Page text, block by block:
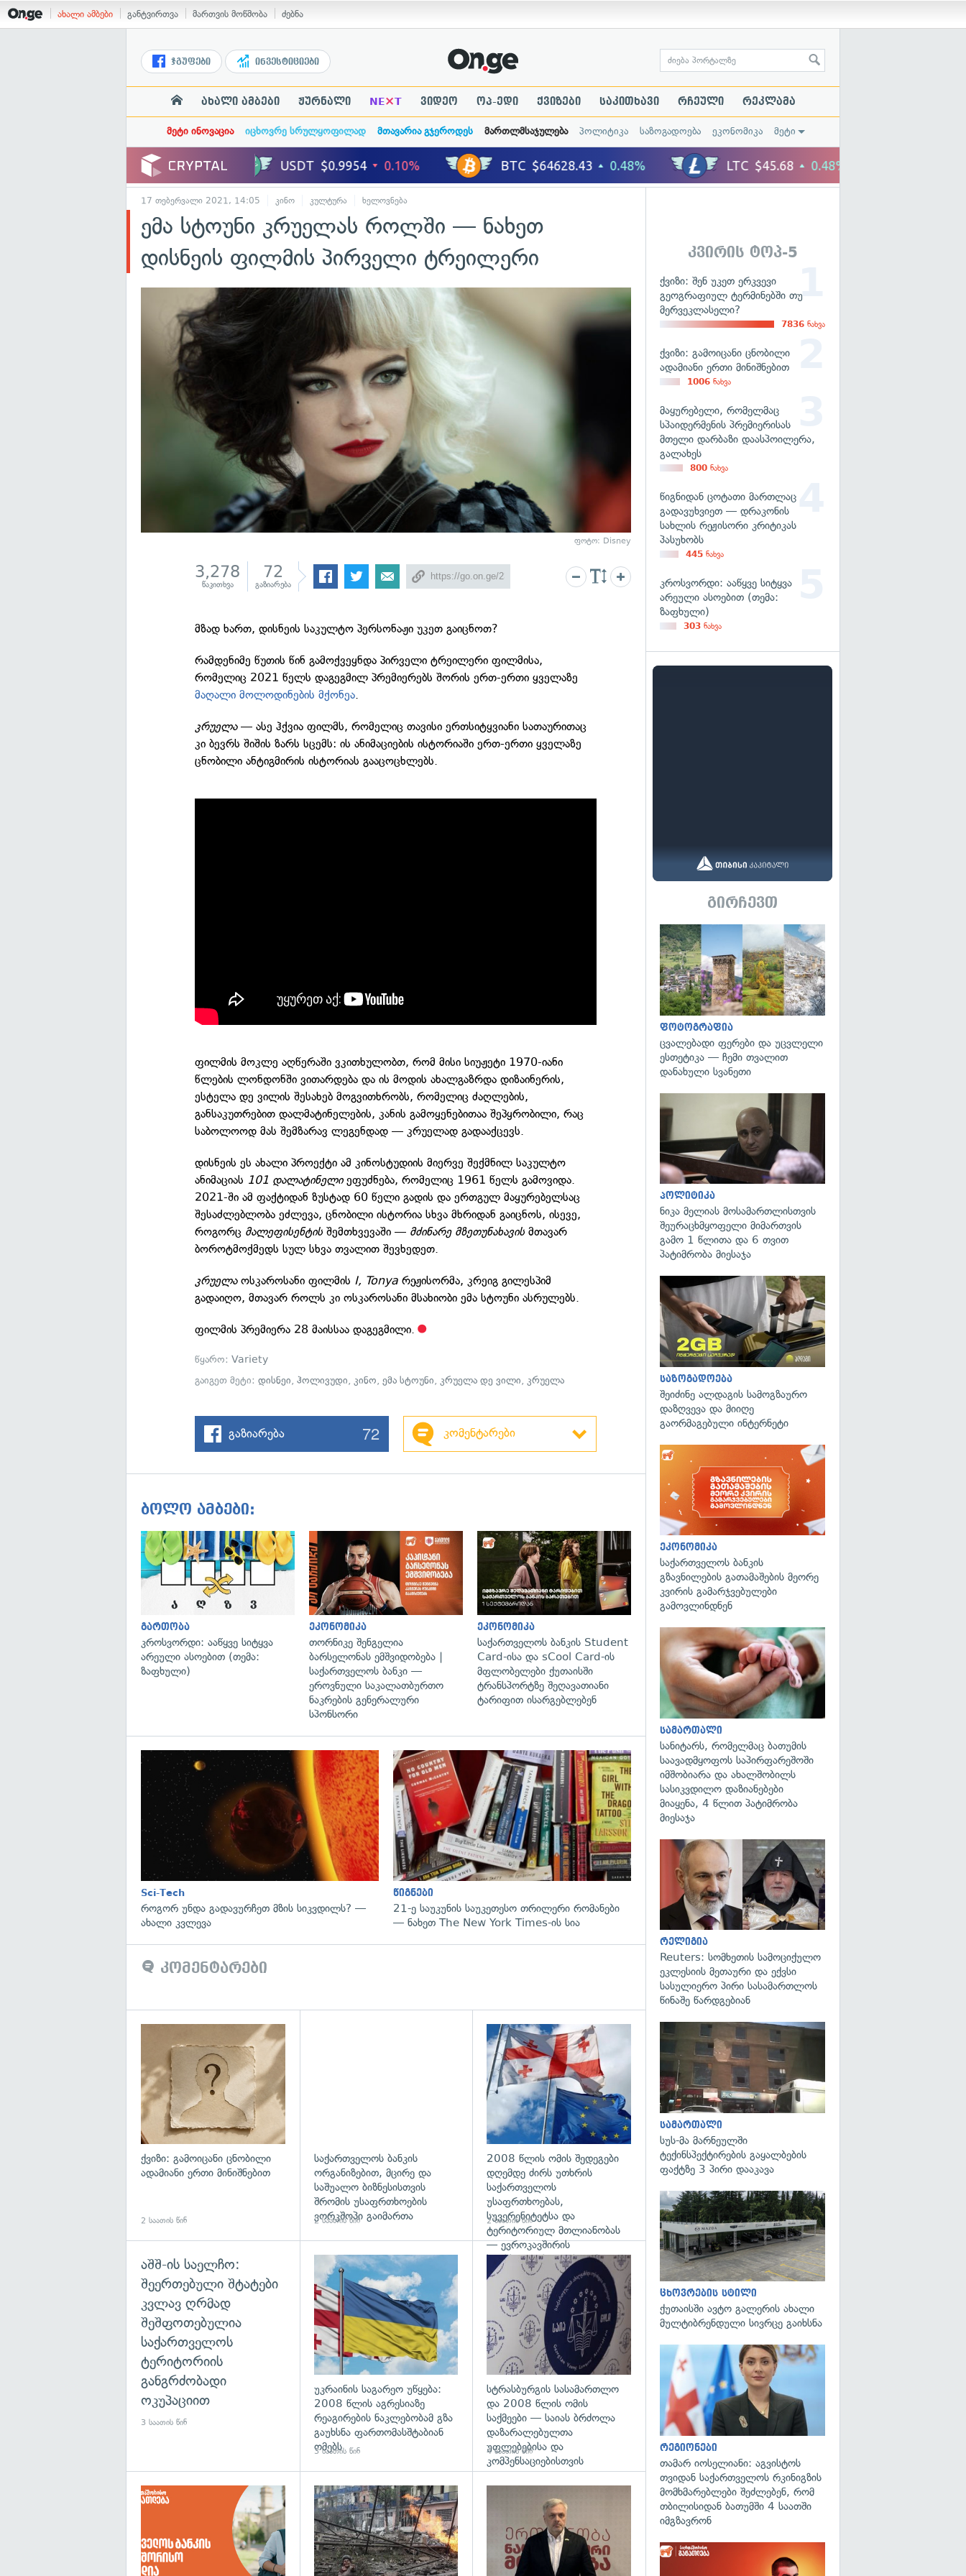
ახალი ამბები განტვირთვა მართვის მოწმობა ძებნა
ჯგუფები ინვესტიციები
ახალი ამბები ჟურნალი NE×T ვიდეო ოპ-ედი ქვიზები საკითხავი რჩეული რეკლამა
მეტი ინოვაცია იცხოვრე სრულყოფილად მთავარია გჯეროდეს მართლმსაჯულება პოლიტიკა საზოგადოება ეკონომიკა მეტი
17 თებერვალი 2021, 14:05 კინო კულტურა ხელოვნება
ემა სტოუნი კრუელას როლში — ნახეთ
დისნეის ფილმის პირველი ტრეილერი
ფოტო: Disney
3,278
წაკითხვა
72
გაზიარება
მზად ხართ, დისნეის საკულტო პერსონაჟი უკეთ გაიცნოთ?
რამდენიმე წუთის წინ გამოქვეყნდა პირველი ტრეილერი ფილმისა,
რომელიც 2021 წელს დაგეგმილ პრემიერებს შორის ერთ-ერთი ყველაზე
მაღალი მოლოდინების მქონეა.
კრუელა— ასე ჰქვია ფილმს, რომელიც თავისი ერთსიტყვიანი სათაურითაც
კი ბევრს შიშის ზარს სცემს: ის ანიმაციების ისტორიაში ერთ-ერთი ყველაზე
ცნობილი ანტიგმირის ისტორიას გააცოცხლებს.
ფილმის მოკლე აღწერაში ვკითხულობთ, რომ მისი სიუჟეტი 1970-იანი
წლების ლონდონში ვითარდება და ის მოდის ახალგაზრდა დიზაინერის,
ესტელა დე ვილის შესახებ მოგვითხრობს, რომელიც ძაღლების,
განსაკუთრებით დალმატინელების, კანის გამოყენებითაა შეპყრობილი, რაც
საბოლოოდ მას შემზარავ ლეგენდად — კრუელად გადააქცევს.
დისნეის ეს ახალი პროექტი ამ კინოსტუდიის მიერვე შექმნილ საკულტო
ანიმაციას 101 დალატინელიეფუძნება, რომელიც 1961 წელს გამოვიდა.
2021-ში ამ ფაქტიდან ზუსტად 60 წელი გადის და ერთგულ მაყურებელსაც
შესაძლებლობა ეძლევა, ცნობილი ისტორია სხვა მხრიდან გაიცნოს, ისევე,
როგორც მალეფისენტისშემთხვევაში — მძინარე მზეთუნახავისმთავარ
ბოროტმოქმედს სულ სხვა თვალით შევხედეთ.
კრუელაოსკაროსანი ფილმის I, Tonya რეჟისორმა, კრეიგ გილესპიმ
გადაიღო, მთავარ როლს კი ოსკაროსანი მსახიობი ემა სტოუნი ასრულებს.
ფილმის პრემიერა 28 მაისსაა დაგეგმილი.
წყარო:Variety
გაიგეთ მეტი:დისნეი,ჰოლივუდი,კინო,ემა სტოუნი,კრუელა დე ვილი,კრუელა
გაზიარება 72 კომენტარები
ბოლო ამბები:
გადახედვა
გართობა
კროსვორდი: ააწყვე სიტყვა
არეული ასოებით (თემა:
ზაფხული)
ეკონომიკა
თორნიკე შენგელია
ბარსელონას ემშვიდობება |
საქართველოს ბანკი —
ეროვნული საკალათბურთო
ნაკრების გენერალური
სპონსორი
ეკონომიკა
საქართველოს ბანკის Student
Card-ისა და sCool Card-ის
მფლობელები ქუთაისში
ტრანსპორტზე შეღავათიანი
ტარიფით ისარგებლებენ
გადახედვა
Sci-Tech
როგორ უნდა გადავურჩეთ მზის სიკვდილს? —
ახალი კვლევა
გადახედვა
წიგნები
21-ე საუკუნის საუკეთესო თრილერი რომანები
— ნახეთ The New York Times-ის სია
კომენტარები
ქვიზი: გამოიცანი ცნობილი
ადამიანი ერთი მინიშნებით
2 საათის წინ
საქართველოს ბანკის
ორგანიზებით, მცირე და
საშუალო ბიზნესისთვის
შრომის უსაფრთხოების
ვორკშოპი გაიმართა
2 საათის წინ
გადახედვა
2008 წლის ომის შედეგები
დღემდე ძირს უთხრის
საქართველოს
უსაფრთხოებას,
სუვერენიტეტსა და
ტერიტორიულ მთლიანობას
— ევროკავშირის
პრესპიკერის განცხადება
2 საათის წინ
აშშ-ის საელჩო:
შეერთებული შტატები
კვლავ ღრმად
შეშფოთებულია
საქართველოს
ტერიტორიის
განგრძობადი
ოკუპაციით
3 საათის წინ
გადახედვა
უკრაინის საგარეო უწყება:
2008 წლის აგრესიაზე
რეაგირების ნაკლებობამ გზა
გაუხსნა ფართომასშტაბიან
ომებს
3 საათის წინ
გადახედვა
სტრასბურგის სასამართლო
და 2008 წლის ომის
საქმეები — საიას ბრძოლა
დაზარალებულთა
უფლებებისა და
კომპენსაციებისთვის
4 საათის წინ
გადახედვა
კვირის ტოპ-5
ქვიზი: შენ უკეთ ერკვევი
გეოგრაფიულ ტერმინებში თუ
მერვეკლასელი?
7836 ნახვა
ქვიზი: გამოიცანი ცნობილი
ადამიანი ერთი მინიშნებით
1006 ნახვა
მაყურებელი, რომელმაც
სპაიდერმენის პრემიერისას
მთელი დარბაზი დაასპოილერა,
გალახეს
800 ნახვა
წიგნიდან ცოტათი მართლაც
გადავუხვიეთ — დრაკონის
სახლის რეჟისორი კრიტიკას
პასუხობს
445 ნახვა
კროსვორდი: ააწყვე სიტყვა
არეული ასოებით (თემა:
ზაფხული)
303 ნახვა
გირჩევთ
ფოტოგრაფია
ცვალებადი ფერები და უცვლელი
ესთეტიკა — ჩემი თვალით
დანახული სვანეთი
პოლიტიკა
ნიკა მელიას მოსამართლისთვის
შეურაცხმყოფელი მიმართვის
გამო 1 წლითა და 6 თვით
პატიმრობა მიესაჯა
საზოგადოება
შეიძინე ალდაგის სამოგზაურო
დაზღვევა და მიიღე
გაორმაგებული ინტერნეტი
ეკონომიკა
საქართველოს ბანკის
გზავნილების გათამაშების მეორე
კვირის გამარჯვებულები
გამოვლინდნენ
სამართალი
სანიტარს, რომელმაც ბათუმის
საავადმყოფოს საპირფარეშოში
იმშობიარა და ახალშობილს
სასიკვდილო დაზიანებები
მიაყენა, 4 წლით პატიმრობა
მიესაჯა
რელიგია
Reuters: სომხეთის სამოციქულო
ეკლესიის მეთაური და ექვსი
სასულიერო პირი სასამართლოს
წინაშე წარდგებიან
სამართალი
სუს-მა მარნეულში
ტექინსპექტირების გაყალბების
ფაქტზე 3 პირი დააკავა
ცხოვრების სტილი
ქუთაისში ავტო გალერის ახალი
მულტიბრენდული სივრცე გაიხსნა
რეგიონები
თამარ იოსელიანი: აგვისტოს
თვიდან საქართველოს რკინიგზის
მომხმარებლები შეძლებენ, რომ
თბილისიდან ბათუმში 4 საათში
იმგზავრონ